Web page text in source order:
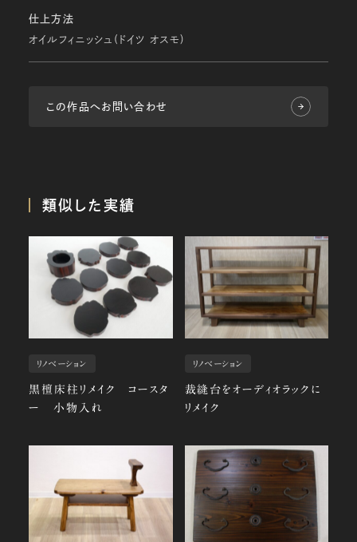
仕上方法
オイルフィニッシュ(ドイツ オスモ)
この作品へお問い合わせ
類似した実績
リノベーション
黒檀床柱リメイク コースタ
ー 小物入れ
リノベーション
裁縫台をオーディオラックに
リメイク